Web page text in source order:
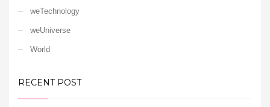
weTechnology
weUniverse
World
RECENT POST